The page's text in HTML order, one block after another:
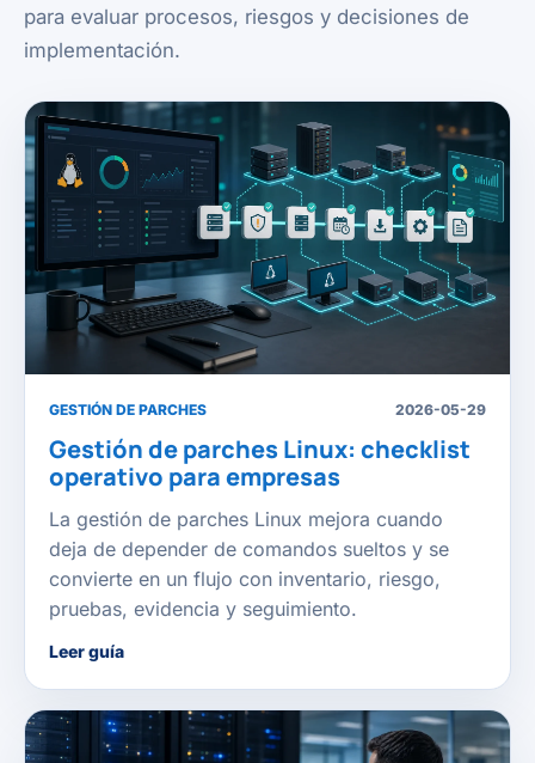
para evaluar procesos, riesgos y decisiones de
implementación.
GESTIÓN DE PARCHES 2026-05-29
Gestión de parches Linux: checklist
operativo para empresas
La gestión de parches Linux mejora cuando
deja de depender de comandos sueltos y se
convierte en un flujo con inventario, riesgo,
pruebas, evidencia y seguimiento.
Leer guía